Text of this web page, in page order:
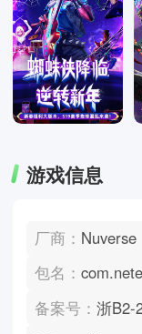
游戏信息
厂商： Nuverse
包名：
备案号：浙B2-